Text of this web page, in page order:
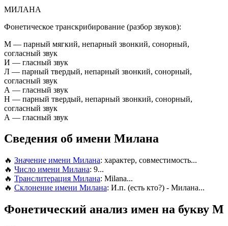
МИЛАНА
Фонетическое транскрибирование (разбор звуков):
М — парный мягкий, непарный звонкий, сонорный,
согласный звук
И — гласный звук
Л — парный твердый, непарный звонкий, сонорный,
согласный звук
А — гласный звук
Н — парный твердый, непарный звонкий, сонорный,
согласный звук
А — гласный звук
Сведения об имени Милана
🔥 Значение имени Милана: характер, совместимость...
🔥 Число имени Милана: 9...
🔥 Транслитерация Милана: Milana...
🔥 Склонение имени Милана: И.п. (есть кто?) - Милана...
Фонетический анализ имен на букву М